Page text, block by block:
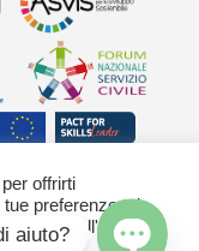
offrirti
preferenze e le
all'uso di
aiuto?